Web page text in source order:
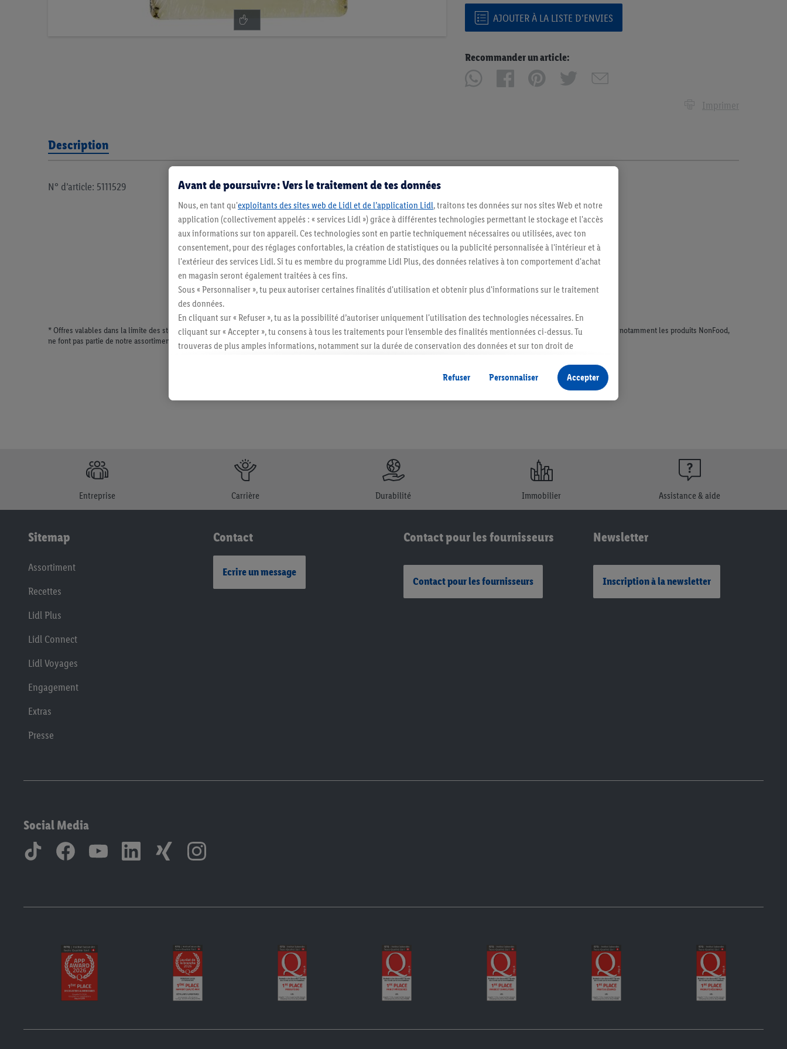
AJOUTER À LA LISTE D’ENVIES
Recommander un article:
Imprimer
Description
N° d’article: 5111529
* Offres valables dans la limite des stocks disponibles. Vente limitée à des quantités usuelles pour un ménage. Vendu sans décoration. Les produits faisant l'objet de la publicité, notamment les produits NonFood,
ne font pas partie de notre assortiment de produits permanents. Ill. semblables.
Entreprise Carrière Durabilité Immobilier Assistance & aide
Sitemap
Assortiment
Recettes
Lidl Plus
Lidl Connect
Lidl Voyages
Engagement
Extras
Presse
Contact
Ecrire un message
Contact pour les fournisseurs
Contact pour les fournisseurs
Newsletter
Inscription à la newsletter
Social Media
Avant de poursuivre : Vers le traitement de tes données
Nous, en tant qu'exploitants des sites web de Lidl et de l’application Lidl, traitons tes données sur nos sites Web et notre
application (collectivement appelés : « services Lidl ») grâce à différentes technologies permettant le stockage et l'accès
aux informations sur ton appareil. Ces technologies sont en partie techniquement nécessaires ou utilisées, avec ton
consentement, pour des réglages confortables, la création de statistiques ou la publicité personnalisée à l'intérieur et à
l'extérieur des services Lidl. Si tu es membre du programme Lidl Plus, des données relatives à ton comportement d'achat
en magasin seront également traitées à ces fins.
Sous « Personnaliser », tu peux autoriser certaines finalités d'utilisation et obtenir plus d'informations sur le traitement
des données.
En cliquant sur « Refuser », tu as la possibilité d’autoriser uniquement l'utilisation des technologies nécessaires. En
cliquant sur « Accepter », tu consens à tous les traitements pour l’ensemble des finalités mentionnées ci-dessus. Tu
trouveras de plus amples informations, notamment sur la durée de conservation des données et sur ton droit de
Refuser Personnaliser Accepter